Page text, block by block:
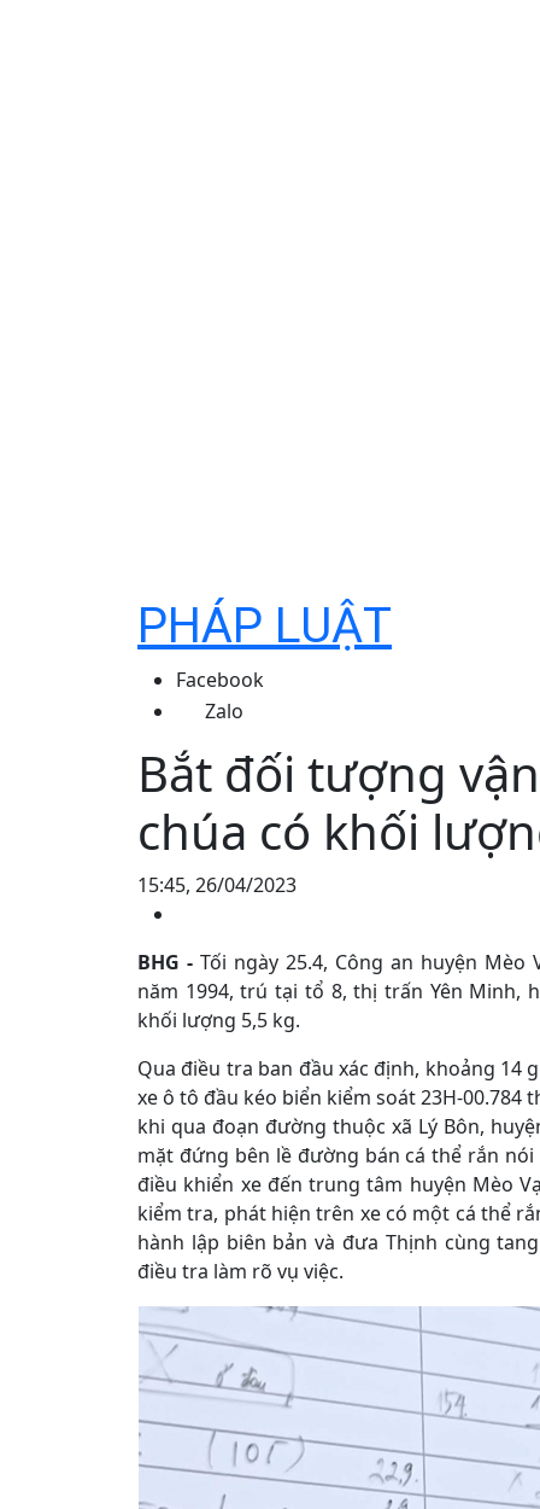
PHÁP LUẬT
Facebook
Zalo
Bắt đối tượng
chúa có khối
15:45, 26/04/2023
BHG - Tối ngày 25.4, Công an huyện
năm 1994, trú tại tổ 8, thị trấn Yên Minh,
khối lượng 5,5 kg.
Qua điều tra ban đầu xác định, khoảng 14
xe ô tô đầu kéo biển kiểm soát 23H-00.784
khi qua đoạn đường thuộc xã Lý Bôn,
mặt đứng bên lề đường bán cá thể rắn
điều khiển xe đến trung tâm huyện Mèo
kiểm tra, phát hiện trên xe có một cá thể
hành lập biên bản và đưa Thịnh cùng
điều tra làm rõ vụ việc.